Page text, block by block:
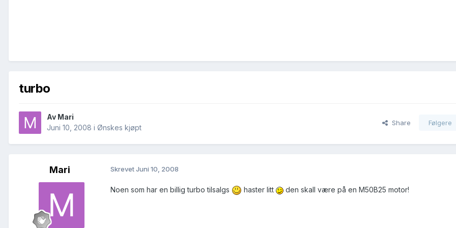
turbo
Av Mari
Juni 10, 2008 i Ønskes kjøpt
Share Følgere
Mari SkrevetJuni 10, 2008
Noen som har en billig turbo tilsalgs haster litt den skall være på en M50B25 motor!